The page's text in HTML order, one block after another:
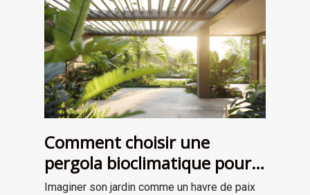
Comment choisir une
pergola bioclimatique pour
améliorer votre jardin
Imaginer son jardin comme un havre de paix